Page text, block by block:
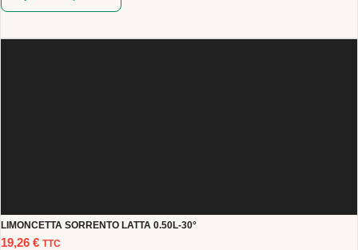
LIMONCETTA SORRENTO LATTA 0.50L-30°
19,26 € TTC